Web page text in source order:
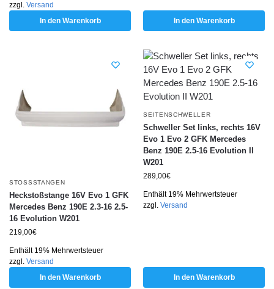
zzgl. Versand
In den Warenkorb
In den Warenkorb
STOSSSTANGEN
Heckstoßstange 16V Evo 1 GFK
Mercedes Benz 190E 2.3-16 2.5-
16 Evolution W201
219,00€
Enthält 19% Mehrwertsteuer
zzgl. Versand
In den Warenkorb
SEITENSCHWELLER
Schweller Set links, rechts 16V
Evo 1 Evo 2 GFK Mercedes
Benz 190E 2.5-16 Evolution II
W201
289,00€
Enthält 19% Mehrwertsteuer
zzgl. Versand
In den Warenkorb